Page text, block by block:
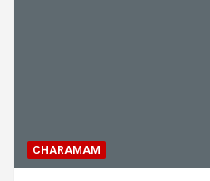
CHARAMAM